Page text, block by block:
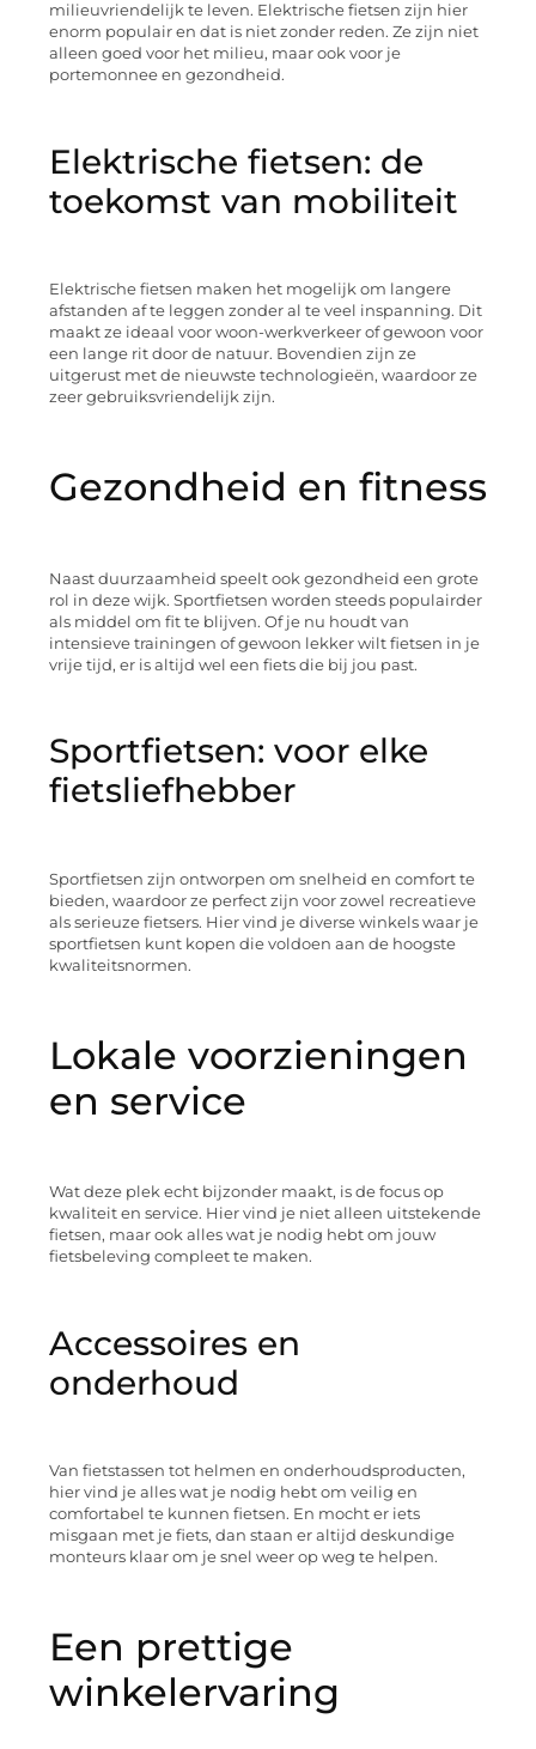
milieuvriendelijk te leven. Elektrische fietsen zijn hier
enorm populair en dat is niet zonder reden. Ze zijn niet
alleen goed voor het milieu, maar ook voor je
portemonnee en gezondheid.
Elektrische fietsen: de
toekomst van mobiliteit
Elektrische fietsen maken het mogelijk om langere
afstanden af te leggen zonder al te veel inspanning. Dit
maakt ze ideaal voor woon-werkverkeer of gewoon voor
een lange rit door de natuur. Bovendien zijn ze
uitgerust met de nieuwste technologieën, waardoor ze
zeer gebruiksvriendelijk zijn.
Gezondheid en fitness
Naast duurzaamheid speelt ook gezondheid een grote
rol in deze wijk. Sportfietsen worden steeds populairder
als middel om fit te blijven. Of je nu houdt van
intensieve trainingen of gewoon lekker wilt fietsen in je
vrije tijd, er is altijd wel een fiets die bij jou past.
Sportfietsen: voor elke
fietsliefhebber
Sportfietsen zijn ontworpen om snelheid en comfort te
bieden, waardoor ze perfect zijn voor zowel recreatieve
als serieuze fietsers. Hier vind je diverse winkels waar je
sportfietsen kunt kopen die voldoen aan de hoogste
kwaliteitsnormen.
Lokale voorzieningen
en service
Wat deze plek echt bijzonder maakt, is de focus op
kwaliteit en service. Hier vind je niet alleen uitstekende
fietsen, maar ook alles wat je nodig hebt om jouw
fietsbeleving compleet te maken.
Accessoires en
onderhoud
Van fietstassen tot helmen en onderhoudsproducten,
hier vind je alles wat je nodig hebt om veilig en
comfortabel te kunnen fietsen. En mocht er iets
misgaan met je fiets, dan staan er altijd deskundige
monteurs klaar om je snel weer op weg te helpen.
Een prettige
winkelervaring